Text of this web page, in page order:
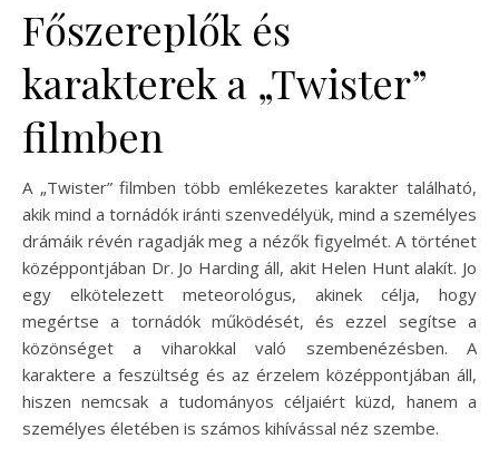
Főszereplők és
karakterek a „Twister”
filmben
A „Twister” filmben több emlékezetes karakter található,
akik mind a tornádók iránti szenvedélyük, mind a személyes
drámáik révén ragadják meg a nézők figyelmét. A történet
középpontjában Dr. Jo Harding áll, akit Helen Hunt alakít. Jo
egy elkötelezett meteorológus, akinek célja, hogy
megértse a tornádók működését, és ezzel segítse a
közönséget a viharokkal való szembenézésben. A
karaktere a feszültség és az érzelem középpontjában áll,
hiszen nemcsak a tudományos céljaiért küzd, hanem a
személyes életében is számos kihívással néz szembe.